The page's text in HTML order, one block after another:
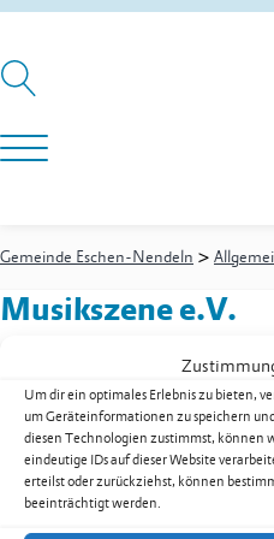
Um dir ein optimales Erlebnis zu bieten,
um Geräteinformationen zu speichern
diesen Technologien zustimmst, können
eindeutige IDs auf dieser Website
erteilst oder zurückziehst, können
beeinträchtigt werden.
Gemeinde Eschen-Nendeln >
Musikszene e.V.
Rongasse 5
9485Nendeln
E-Mailoffice@musikszene.li
Webwww.musikszene.li
Kaufmann